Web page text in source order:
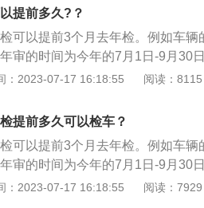
的有效期。年检的注意事项：年
，车管所应收缴其行车牌证，不准
辆，不准在道路上行驶，也不准
，不予检验，并收回牌证，注销
提前多久?？
可以提前3个月去年检。例如车
审的时间为今年的7月1日-9月30
就是查看行驶证和交强险电子保
验的有效期。年检的注意事项：年
，车管所应收缴其行车牌证，不准
辆，不准在道路上行驶，也不准
，不予检验，并收回牌证，注销
：2023-07-17 16:18:55 阅读：8115
提前多久可以检车？
可以提前3个月去年检。例如车
审的时间为今年的7月1日-9月30
就是查看行驶证和交强险电子保
：2023-07-17 16:18:55 阅读：7929